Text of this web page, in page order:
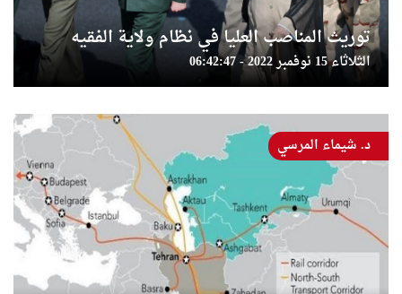
توريث المناصب العليا في نظام ولاية الفقيه
الثلاثاء 15 نوفمبر 2022 - 06:42:47
د. شيماء المرسي